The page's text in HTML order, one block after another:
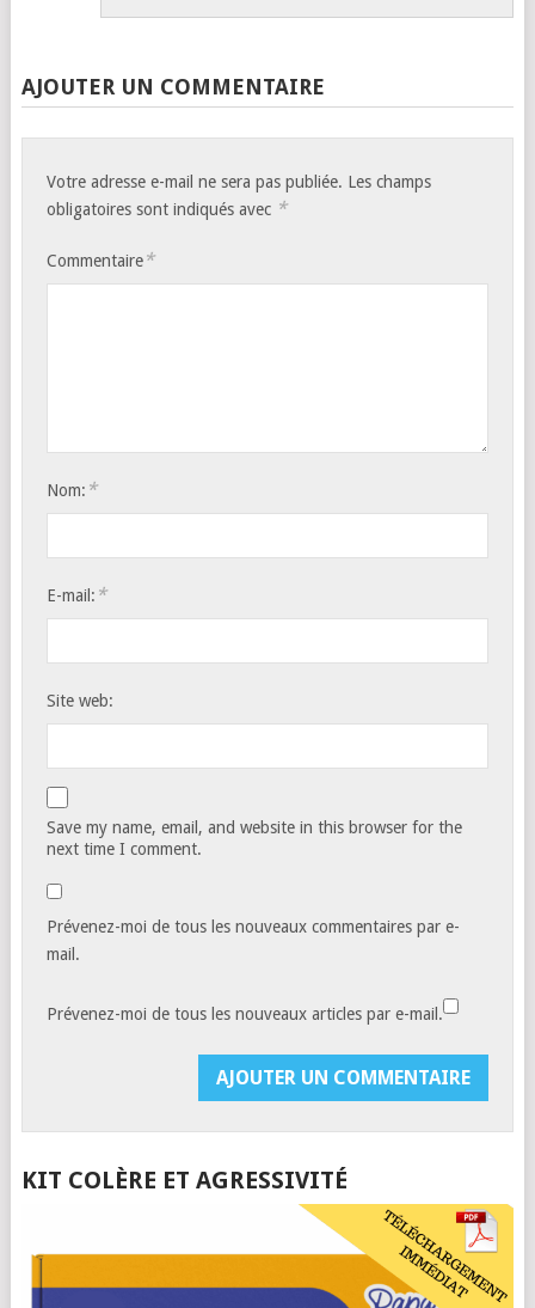
AJOUTER UN COMMENTAIRE
Votre adresse e-mail ne sera pas publiée. Les champs
obligatoires sont indiqués avec *
Commentaire*
Nom: *
E-mail: *
Site web:
Save my name, email, and website in this browser for the
next time I comment.
Prévenez-moi de tous les nouveaux commentaires par e-
mail.
Prévenez-moi de tous les nouveaux articles par e-mail.
KIT COLÈRE ET AGRESSIVITÉ